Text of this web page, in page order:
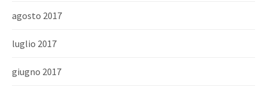
agosto 2017
luglio 2017
giugno 2017